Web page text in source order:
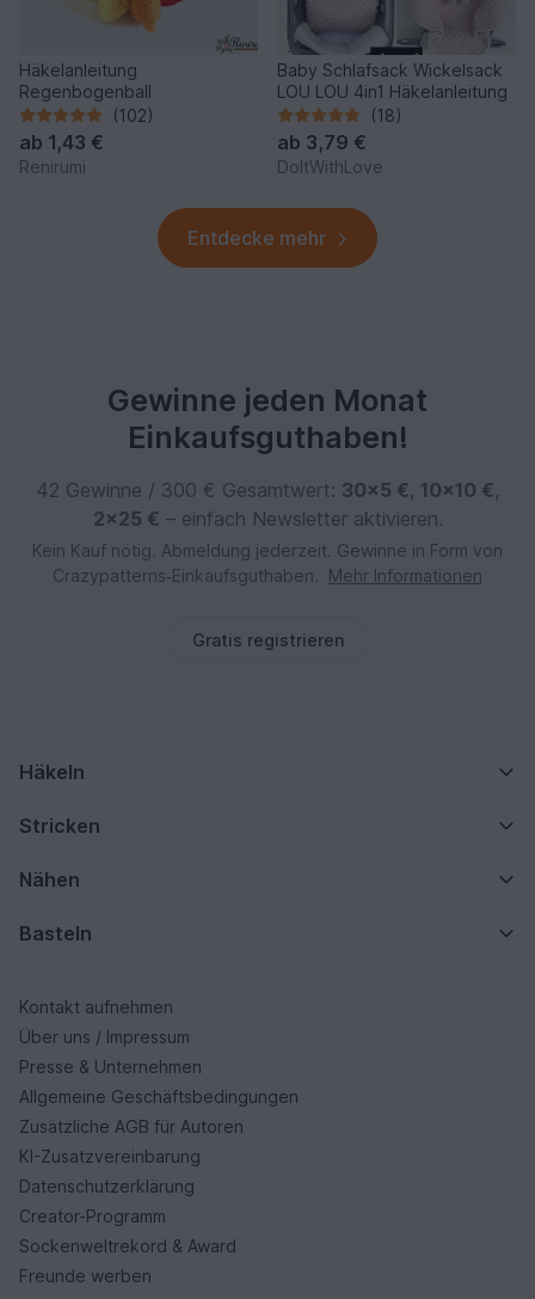
Häkelanleitung
Regenbogenball
(102)
ab 1,43 €
Renirumi
Baby Schlafsack Wickelsack
LOU LOU 4in1 Häkelanleitung
(18)
ab 3,79 €
DoItWithLove
Entdecke mehr
Gewinne jeden Monat
Einkaufsguthaben!
42 Gewinne / 300 € Gesamtwert: 30×5 €, 10×10 €,
2×25 € – einfach Newsletter aktivieren.
Kein Kauf nötig. Abmeldung jederzeit. Gewinne in Form von
Crazypatterns‑Einkaufsguthaben.
Mehr Informationen
Gratis registrieren
Häkeln
Stricken
Nähen
Basteln
Kontakt aufnehmen
Über uns / Impressum
Presse & Unternehmen
Allgemeine Geschäftsbedingungen
Zusätzliche AGB für Autoren
KI-Zusatzvereinbarung
Datenschutzerklärung
Creator-Programm
Sockenweltrekord & Award
Freunde werben